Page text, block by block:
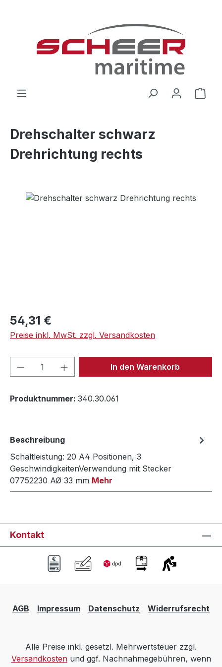
Drehschalter schwarz
Drehrichtung rechts
Bildergalerie überspringen
Regulärer Preis:
54,31 €
Preise inkl. MwSt. zzgl. Versandkosten
Produkt Anzahl: Gib denIn den Warenkorb
Produktnummer: 340.30.061
Beschreibung
Schaltleistung: 20 A4 Positionen, 3
GeschwindigkeitenVerwendung mit Stecker
07752230 AØ 33 mm Mehr
Kontakt
AGB Impressum Datenschutz Widerrufsrecht
Alle Preise inkl. gesetzl. Mehrwertsteuer zzgl.
Versandkostenund ggf. Nachnahmegebühren, wenn